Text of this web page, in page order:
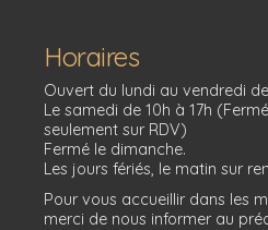
Horaires
Ouvert du lundi au vendredi
Le samedi de 10h à 17h
seulement sur RDV)
Fermé le dimanche.
Les jours fériés, le matin sur
Pour vous accueillir dans les
merci de nous informer au